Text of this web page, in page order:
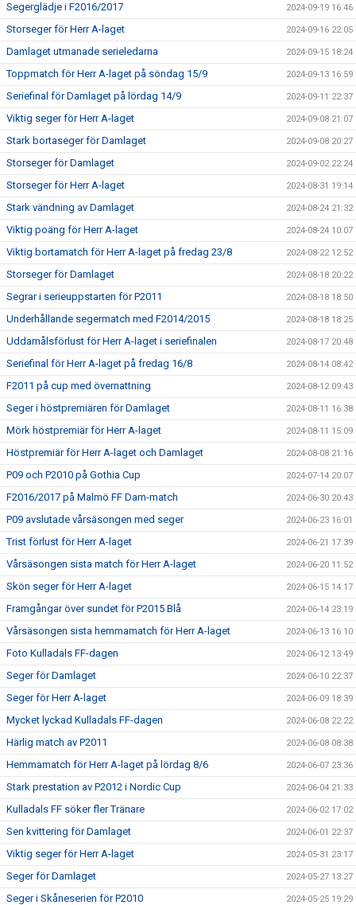
Segerglädje i F2016/2017 2024-09-19 16:46
Storseger för Herr A-laget 2024-09-16 22:05
Damlaget utmanade serieledarna 2024-09-15 18:24
Toppmatch för Herr A-laget på söndag 15/9 2024-09-13 16:59
Seriefinal för Damlaget på lördag 14/9 2024-09-11 22:37
Viktig seger för Herr A-laget 2024-09-08 21:07
Stark bortaseger för Damlaget 2024-09-08 20:27
Storseger för Damlaget 2024-09-02 22:24
Storseger för Herr A-laget 2024-08-31 19:14
Stark vändning av Damlaget 2024-08-24 21:32
Viktig poäng för Herr A-laget 2024-08-24 10:07
Viktig bortamatch för Herr A-laget på fredag 23/8 2024-08-22 12:52
Storseger för Damlaget 2024-08-18 20:22
Segrar i serieuppstarten för P2011 2024-08-18 18:50
Underhållande segermatch med F2014/2015 2024-08-18 18:25
Uddamålsförlust för Herr A-laget i seriefinalen 2024-08-17 20:48
Seriefinal för Herr A-laget på fredag 16/8 2024-08-14 08:42
F2011 på cup med övernattning 2024-08-12 09:43
Seger i höstpremiären för Damlaget 2024-08-11 16:38
Mörk höstpremiär för Herr A-laget 2024-08-11 15:09
Höstpremiär för Herr A-laget och Damlaget 2024-08-08 21:16
P09 och P2010 på Gothia Cup 2024-07-14 20:07
F2016/2017 på Malmö FF Dam-match 2024-06-30 20:43
P09 avslutade vårsäsongen med seger 2024-06-23 16:01
Trist förlust för Herr A-laget 2024-06-21 17:39
Vårsäsongen sista match för Herr A-laget 2024-06-20 11:52
Skön seger för Herr A-laget 2024-06-15 14:17
Framgångar över sundet för P2015 Blå 2024-06-14 23:19
Vårsäsongen sista hemmamatch för Herr A-laget 2024-06-13 16:10
Foto Kulladals FF-dagen 2024-06-12 13:49
Seger för Damlaget 2024-06-10 22:37
Seger för Herr A-laget 2024-06-09 18:39
Mycket lyckad Kulladals FF-dagen 2024-06-08 22:22
Härlig match av P2011 2024-06-08 08:38
Hemmamatch för Herr A-laget på lördag 8/6 2024-06-07 23:36
Stark prestation av P2012 i Nordic Cup 2024-06-04 21:33
Kulladals FF söker fler Tränare 2024-06-02 17:02
Sen kvittering för Damlaget 2024-06-01 22:37
Viktig seger för Herr A-laget 2024-05-31 23:17
Seger för Damlaget 2024-05-27 13:27
Seger i Skåneserien för P2010 2024-05-25 19:29